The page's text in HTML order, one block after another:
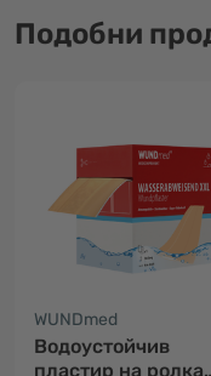
Подобни
WUNDmed
Водоустойчив
пластир на ролка